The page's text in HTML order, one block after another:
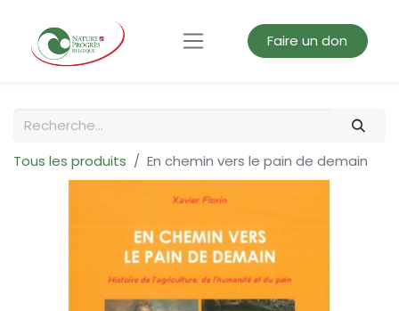
Faire un don
Tous les produits En chemin vers le pain de demain